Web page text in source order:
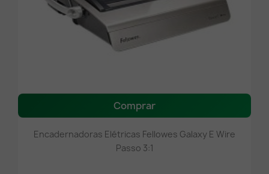
Comprar
Encadernadoras Elétricas Fellowes Galaxy E Wire
Passo 3:1